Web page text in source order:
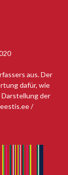
aus. Der
dafür, wie
der
/